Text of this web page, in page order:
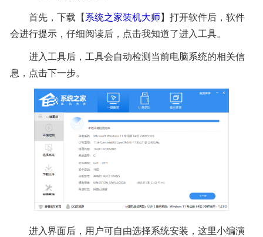
首先，下载【 系统之家装机大师】打开软件后，软件
会进行提示，仔细阅读后，点击我知道了进入工具。
进入工具后，工具会自动检测当前电脑系统的相关信
息，点击下一步。
进入界面后，用户可自由选择系统安装，这里小编演